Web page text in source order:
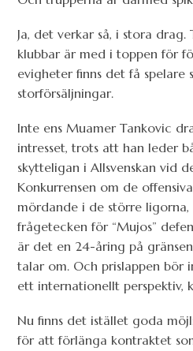
Ja, det verkar så, i stora
klubbar är med i toppen för
evigheter finns det få spelare
storförsäljningar.
Inte ens Muamer Tankovic
intresset, trots att han leder
skytteligan i Allsvenskan vid
Konkurrensen om de
mördande i de större
frågetecken för “Mujos”
är det en 24-åring på
talar om. Och prislappen bör
ett internationellt perspektiv,
Nu finns det istället goda
för att förlänga kontraktet